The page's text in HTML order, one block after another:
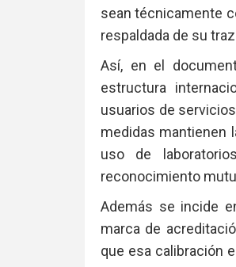
sean técnicamente
respaldada de su
Así, en el
estructura
usuarios de
medidas mantienen
uso de
reconocimiento
Además se incide
marca de
que esa calibración